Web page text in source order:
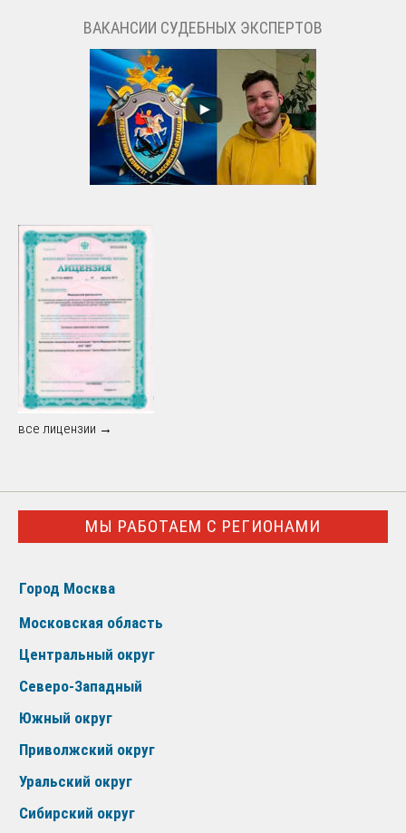
ВАКАНСИИ СУДЕБНЫХ ЭКСПЕРТОВ
все лицензии →
МЫ РАБОТАЕМ С РЕГИОНАМИ
Город Москва
Московская область
Центральный округ
Северо-Западный
Южный округ
Приволжский округ
Уральский округ
Сибирский округ